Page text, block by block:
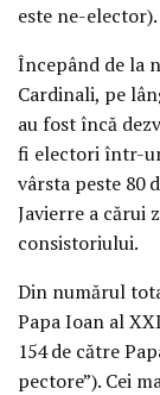
este ne-elector).
Începând de la
Cardinali, pe
au fost încă
fi electori într-
vârsta peste 80
Javierre a cărui
consistoriului.
Din numărul
Papa Ioan al
154 de către
pectore”). Cei